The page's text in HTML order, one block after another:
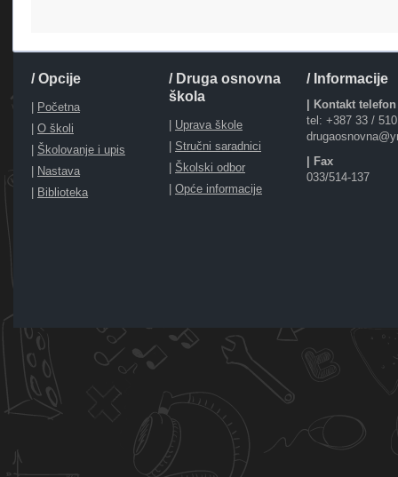
/ Opcije
| Početna
| O školi
| Školovanje i upis
| Nastava
| Biblioteka
/ Druga osnovna
škola
| Uprava škole
| Stručni saradnici
| Školski odbor
| Opće informacije
/ Informacije
| Kontakt telefon
tel: +387 33 /
| Fax
033/514-137